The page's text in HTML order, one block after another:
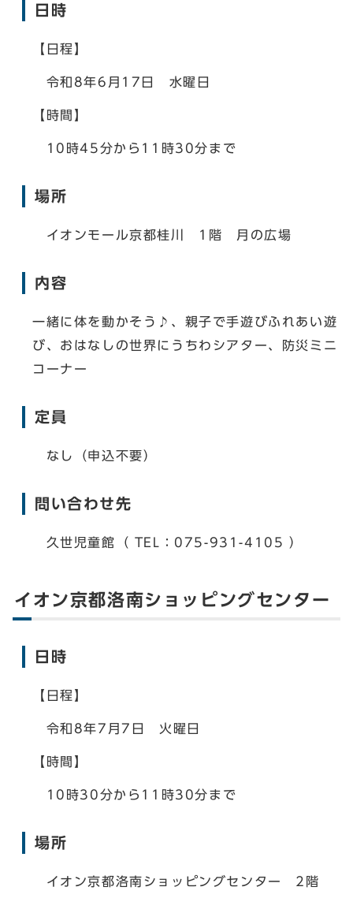
日時
【日程】
令和8年6月17日 水曜日
【時間】
10時45分から11時30分まで
場所
イオンモール京都桂川 1階 月の広場
内容
一緒に体を動かそう♪、親子で手遊びふれあい遊
び、おはなしの世界にうちわシアター、防災ミニ
コーナー
定員
なし（申込不要）
問い合わせ先
久世児童館（ TEL：075-931-4105 ）
イオン京都洛南ショッピングセンター
日時
【日程】
令和8年7月7日 火曜日
【時間】
10時30分から11時30分まで
場所
イオン京都洛南ショッピングセンター 2階